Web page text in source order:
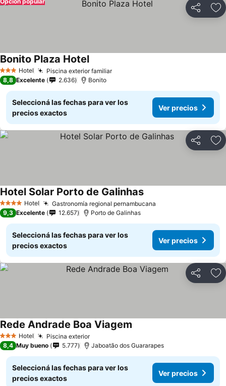
Compartir
3 Estrellas
Hotel Piscina exterior familiar
Bonito Plaza Hotel
8,8 Excelente 2.636 Bonito
Seleccioná las fechas para ver los
precios exactos
Ver precios
Compartir
4 EstrellasHotel Gastronomía regional pernambucana
Hotel Solar Porto de Galinhas
9,3 Excelente 12.657 Porto de Galinhas
Seleccioná las fechas para ver los
precios exactos
Ver precios
Compartir
3 Estrellas
Hotel Piscina exterior
Rede Andrade Boa Viagem
8,4 Muy bueno 5.777 Jaboatão dos Guararapes
Seleccioná las fechas para ver los
precios exactos
Ver precios